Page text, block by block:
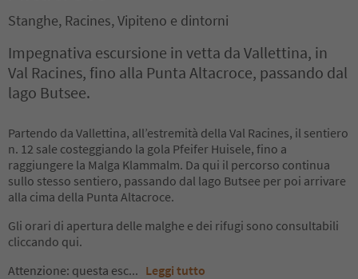
Stanghe, Racines, Vipiteno e dintorni
Impegnativa escursione in vetta da Vallettina, in
Val Racines, fino alla Punta Altacroce, passando dal
lago Butsee.
Partendo da Vallettina, all’estremità della Val Racines, il sentiero
n. 12 sale costeggiando la gola Pfeifer Huisele, fino a
raggiungere la Malga Klammalm. Da qui il percorso continua
sullo stesso sentiero, passando dal lago Butsee per poi arrivare
alla cima della Punta Altacroce.
Gli orari di apertura delle malghe e dei rifugi sono consultabili
cliccando qui.
Attenzione: questa esc... Leggi tutto